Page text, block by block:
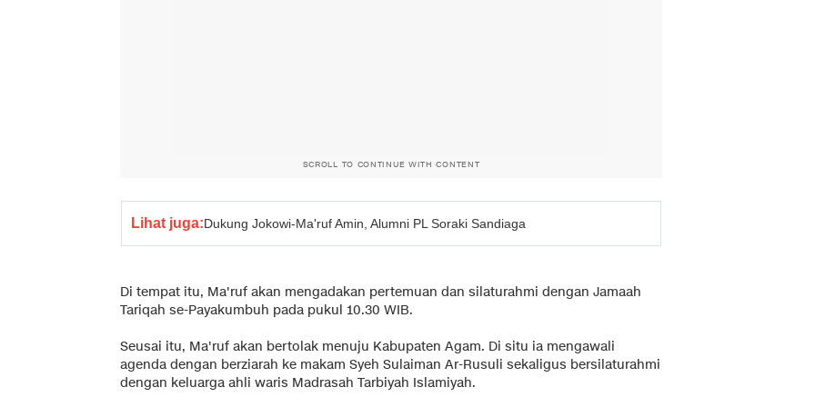
SCROLL TO CONTINUE WITH CONTENT
Lihat juga:Dukung Jokowi-Ma'ruf Amin, Alumni PL Soraki Sandiaga
Di tempat itu, Ma'ruf akan mengadakan pertemuan dan silaturahmi dengan Jamaah
Tariqah se-Payakumbuh pada pukul 10.30 WIB.
Seusai itu, Ma'ruf akan bertolak menuju Kabupaten Agam. Di situ ia mengawali
agenda dengan berziarah ke makam Syeh Sulaiman Ar-Rusuli sekaligus bersilaturahmi
dengan keluarga ahli waris Madrasah Tarbiyah Islamiyah.